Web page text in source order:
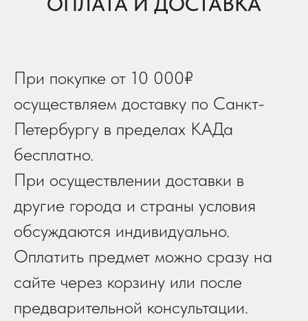
При покупке от 10 000₽
осуществляем доставку по Санкт-
Петербургу в пределах КАДа
бесплатно.
При осуществлении доставки в
другие города и страны условия
обсуждаются индивидуально.
Оплатить предмет можно сразу на
сайте через корзину или после
предварительной консультации.